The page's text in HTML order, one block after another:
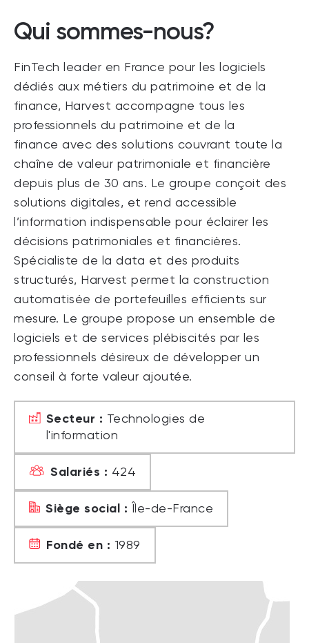
Qui sommes-nous?
FinTech leader en France pour les logiciels
dédiés aux métiers du patrimoine et de la
finance, Harvest accompagne tous les
professionnels du patrimoine et de la
finance avec des solutions couvrant toute la
chaîne de valeur patrimoniale et financière
depuis plus de 30 ans. Le groupe conçoit des
solutions digitales, et rend accessible
l’information indispensable pour éclairer les
décisions patrimoniales et financières.
Spécialiste de la data et des produits
structurés, Harvest permet la construction
automatisée de portefeuilles efficients sur
mesure. Le groupe propose un ensemble de
logiciels et de services plébiscités par les
professionnels désireux de développer un
conseil à forte valeur ajoutée.
Secteur : Technologies de
l'information
Salariés : 424
Siège social : Île-de-France
Fondé en : 1989